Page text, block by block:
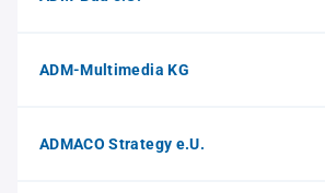
ADM-Multimedia KG
ADMACO Strategy e.U.